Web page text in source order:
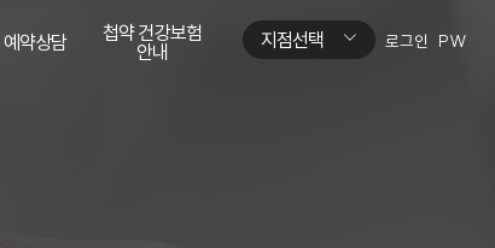
지점선택 로그인 PW
예약상담
첩약 건강보험
안내